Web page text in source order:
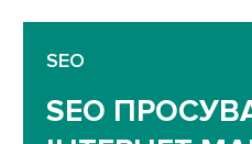
SEO
SEO